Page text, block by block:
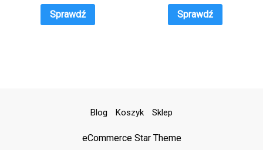
Sprawdź Sprawdź
Blog Koszyk Sklep
eCommerce Star Theme